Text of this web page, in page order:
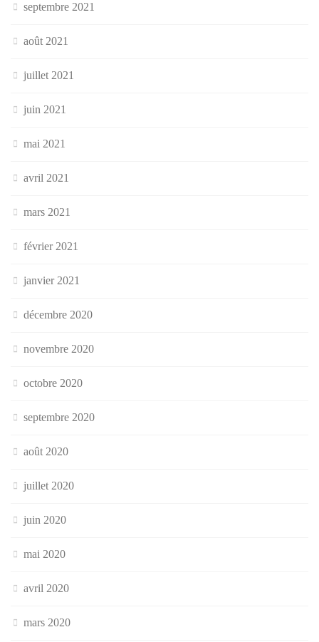
septembre 2021
août 2021
juillet 2021
juin 2021
mai 2021
avril 2021
mars 2021
février 2021
janvier 2021
décembre 2020
novembre 2020
octobre 2020
septembre 2020
août 2020
juillet 2020
juin 2020
mai 2020
avril 2020
mars 2020